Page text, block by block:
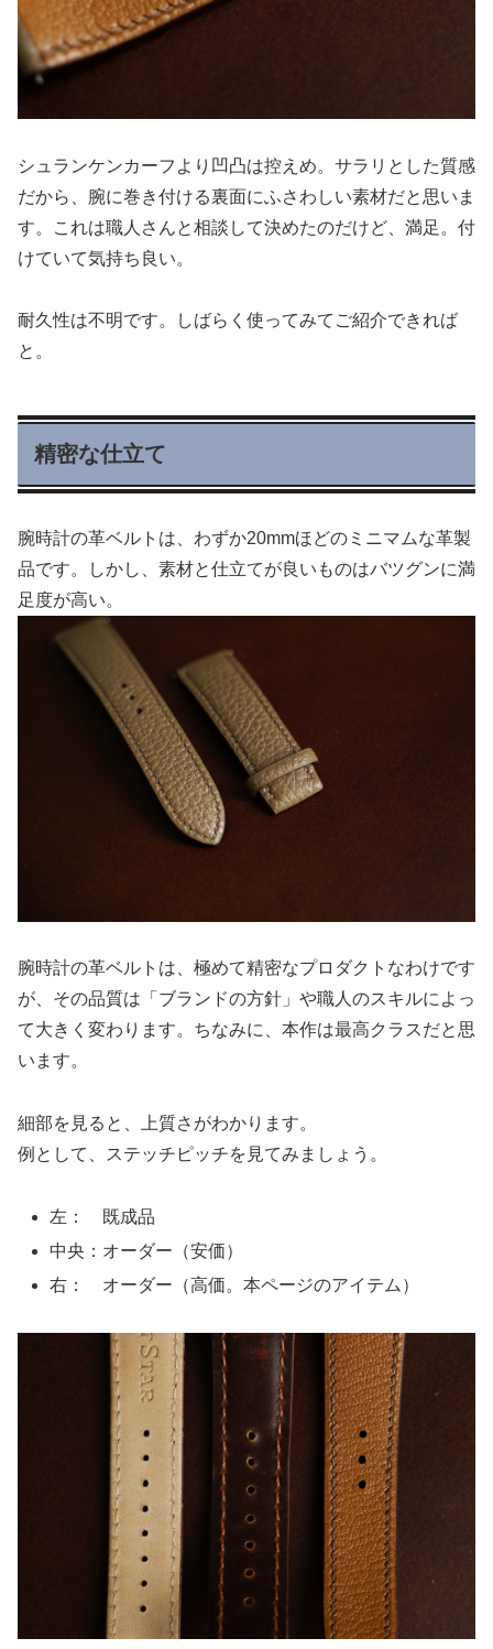
シュランケンカーフより凹凸は控えめ。サラリとした質感
だから、腕に巻き付ける裏面にふさわしい素材だと思いま
す。これは職人さんと相談して決めたのだけど、満足。付
けていて気持ち良い。
耐久性は不明です。しばらく使ってみてご紹介できれば
と。
精密な仕立て
腕時計の革ベルトは、わずか20mmほどのミニマムな革製
品です。しかし、素材と仕立てが良いものはバツグンに満
足度が高い。
腕時計の革ベルトは、極めて精密なプロダクトなわけです
が、その品質は「ブランドの方針」や職人のスキルによっ
て大きく変わります。ちなみに、本作は最高クラスだと思
います。
細部を見ると、上質さがわかります。
例として、ステッチピッチを見てみましょう。
左： 既成品
中央：オーダー（安価）
右： オーダー（高価。本ページのアイテム）